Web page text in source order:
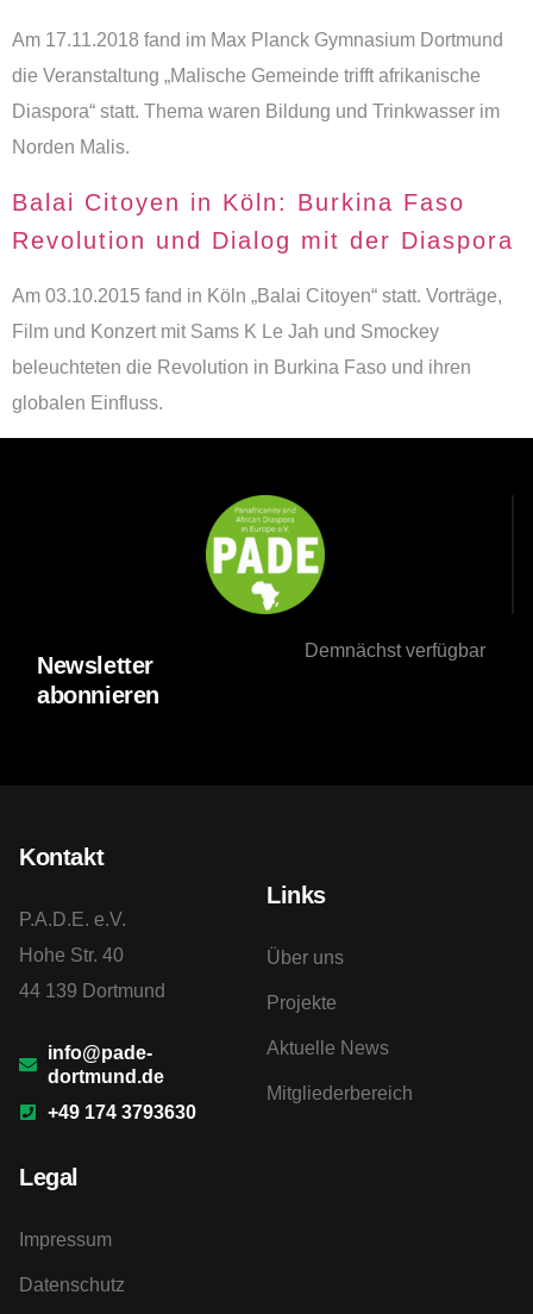
Am 17.11.2018 fand im Max Planck Gymnasium Dortmund
die Veranstaltung „Malische Gemeinde trifft afrikanische
Diaspora“ statt. Thema waren Bildung und Trinkwasser im
Norden Malis.
Balai Citoyen in Köln: Burkina Faso
Revolution und Dialog mit der Diaspora
Am 03.10.2015 fand in Köln „Balai Citoyen“ statt. Vorträge,
Film und Konzert mit Sams K Le Jah und Smockey
beleuchteten die Revolution in Burkina Faso und ihren
globalen Einfluss.
Newsletter
abonnieren
Demnächst verfügbar
Kontakt
P.A.D.E. e.V.
Hohe Str. 40
44 139 Dortmund
info@pade-
dortmund.de
+49 174 3793630
Links
Über uns
Projekte
Aktuelle News
Mitgliederbereich
Legal
Impressum
Datenschutz